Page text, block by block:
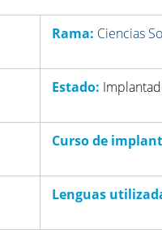
Rama: Ciencias
Estado:
Curso de
Lenguas